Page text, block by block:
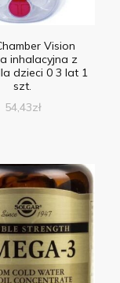
Vision
inhalacyjna z
dzieci 0 3 lat 1
szt.
54,43zł